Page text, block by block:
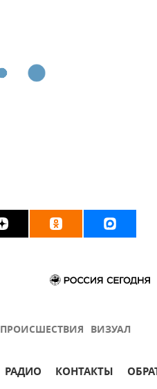
ПРОИСШЕСТВИЯ ВИЗУАЛ
РАДИО КОНТАКТЫ